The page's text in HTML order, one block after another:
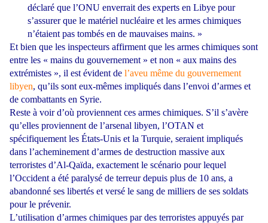
déclaré que l’ONU enverrait des experts en Libye pour
s’assurer que le matériel nucléaire et les armes chimiques
n’étaient pas tombés en de mauvaises mains. »
Et bien que les inspecteurs affirment que les armes chimiques sont
entre les « mains du gouvernement » et non « aux mains des
extrémistes », il est évident de l’aveu même du gouvernement
libyen, qu’ils sont eux-mêmes impliqués dans l’envoi d’armes et
de combattants en Syrie.
Reste à voir d’où proviennent ces armes chimiques. S’il s’avère
qu’elles proviennent de l’arsenal libyen, l’OTAN et
spécifiquement les États-Unis et la Turquie, seraient impliqués
dans l’acheminement d’armes de destruction massive aux
terroristes d’Al-Qaïda, exactement le scénario pour lequel
l’Occident a été paralysé de terreur depuis plus de 10 ans, a
abandonné ses libertés et versé le sang de milliers de ses soldats
pour le prévenir.
L’utilisation d’armes chimiques par des terroristes appuyés par